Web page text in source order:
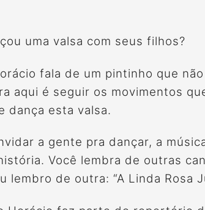
uma valsa com seus filhos?
fala de um pintinho que
aqui é seguir os movimentos
dança esta valsa.
a gente pra dançar, a
Você lembra de outras
lembro de outra: “A Linda Rosa